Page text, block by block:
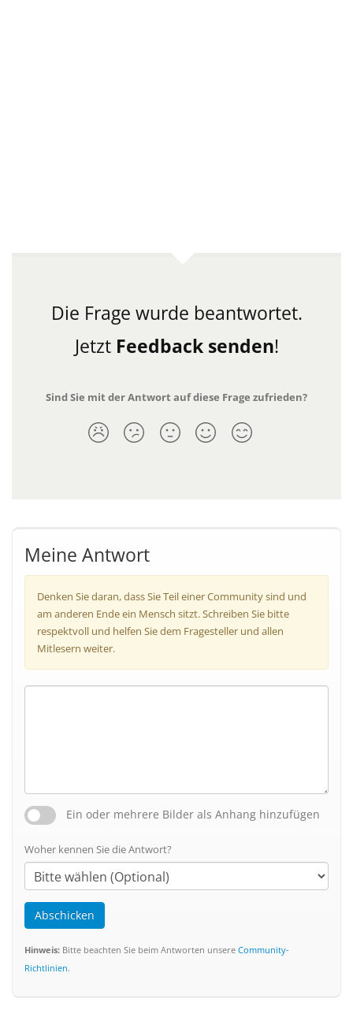
Die Frage wurde beantwortet.
Jetzt Feedback senden!
Sind Sie mit der Antwort auf diese Frage zufrieden?
Meine Antwort
Denken Sie daran, dass Sie Teil einer Community sind und
am anderen Ende ein Mensch sitzt. Schreiben Sie bitte
respektvoll und helfen Sie dem Fragesteller und allen
Mitlesern weiter.
Ein oder mehrere Bilder als Anhang hinzufügen
Woher kennen Sie die Antwort?
Abschicken
Hinweis: Bitte beachten Sie beim Antworten unsere Community-
Richtlinien.